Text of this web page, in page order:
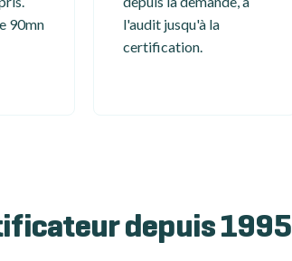
90mn
l'audit jusqu'à la
certification.
depuis 1995